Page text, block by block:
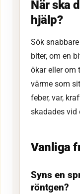
När ska
hjälp?
Sök
biter, om en
ökar eller om
värme som
feber, var,
skadades vid
Vanliga
Syns en
röntgen?